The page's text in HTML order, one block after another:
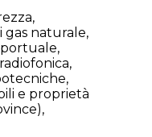
gas naturale,
e proprietà